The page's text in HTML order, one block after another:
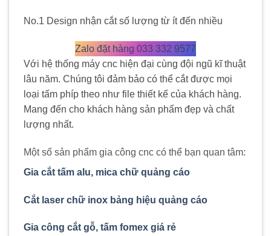
No.1 Design nhận cắt số lượng từ ít đến nhiều
Zalo đặt hàng 033 332 9577
Với hệ thống máy cnc hiện đại cùng đội ngũ kĩ thuật
lâu năm. Chúng tôi đảm bảo có thể cắt được mọi
loại tấm phíp theo như file thiết kế của khách hàng.
Mang đến cho khách hàng sản phẩm đẹp và chất
lượng nhất.
Một số sản phẩm gia công cnc có thể bạn quan tâm:
Gia cắt tấm alu, mica chữ quảng cáo
Cắt laser chữ inox bảng hiệu quảng cáo
Gia công cắt gỗ, tấm fomex giá rẻ